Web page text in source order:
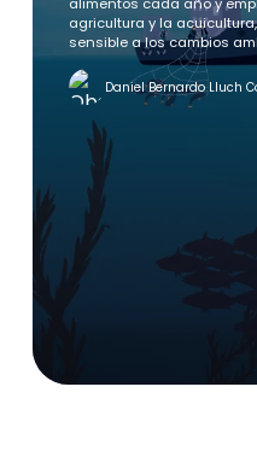
agricultura y la
sensible a los cambios
Daniel Bernardo Lluch